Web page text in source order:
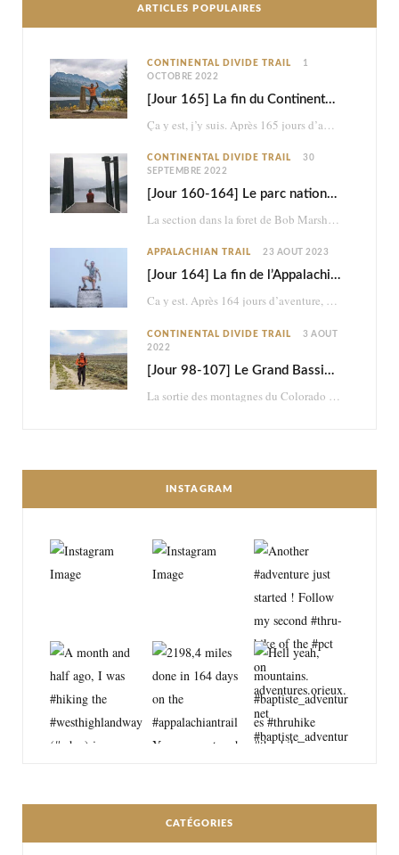
ARTICLES POPULAIRES
CONTINENTAL DIVIDE TRAIL
1
OCTOBRE 2022
[Jour 165] La fin du Continental Divide Trail
Ça y est, j’y suis. Après 165 jours d’aventure et 2870km à pied, je touche…
CONTINENTAL DIVIDE TRAIL
30
SEPTEMBRE 2022
[Jour 160-164] Le parc national des Glaciers
La section dans la foret de Bob Marshall était très belle, mais ce n’était à…
APPALACHIAN TRAIL 23 AOÛT 2023
[Jour 164] La fin de l’Appalachian Trail
Ca y est. Après 164 jours d’aventure, je termine les 2198,4 miles (3517km) de l’Appalachian…
CONTINENTAL DIVIDE TRAIL
3 AOÛT
2022
[Jour 98-107] Le Grand Bassin : brutal et psychédélique retour dans le désert
La sortie des montagnes du Colorado me mène dans le désert du Wyoming. En à…
INSTAGRAM
CATÉGORIES